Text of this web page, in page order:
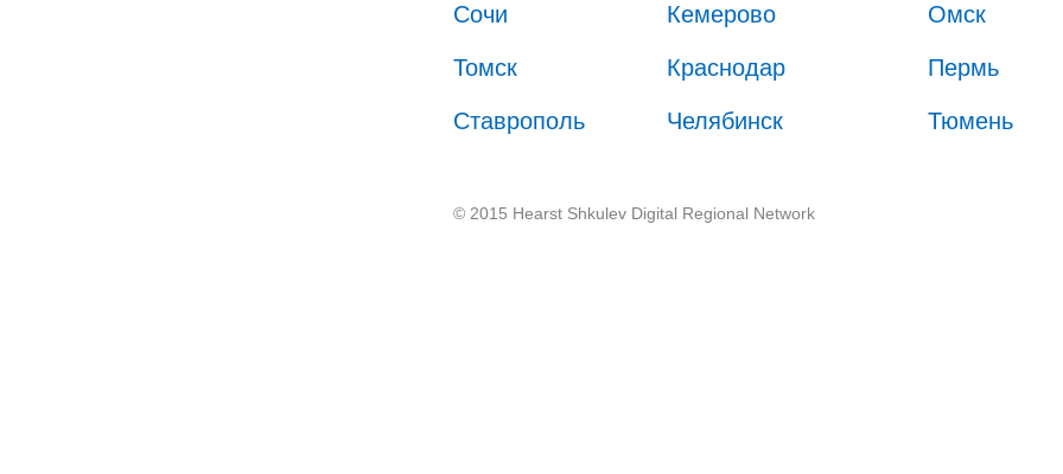
Сочи Кемерово Омск
Томск Краснодар Пермь
Ставрополь Челябинск Тюмень
© 2015 Hearst Shkulev Digital Regional Network